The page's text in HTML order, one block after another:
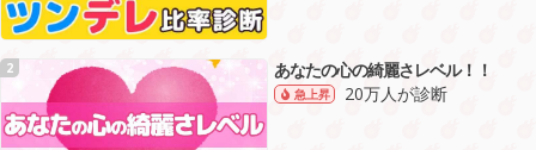
2 あなたの心の綺麗さレベル！！
急上昇 20万人が診断